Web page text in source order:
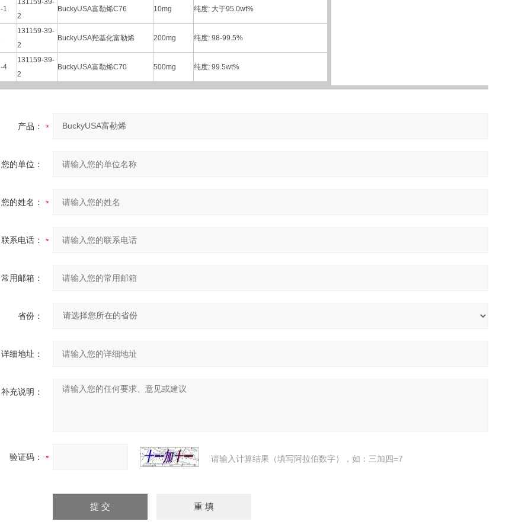
1
131159-39-
2
BuckyUSA富勒烯C76 10mg 纯度: 大于95.0wt%
131159-39-
2
BuckyUSA羟基化富勒烯 200mg 纯度: 98-99.5%
4
131159-39-
2
BuckyUSA富勒烯C70 500mg 纯度: 99.5wt%
产品：
您的单位：
您的姓名：
联系电话：
常用邮箱：
省份：
详细地址：
补充说明：
验证码： 请输入计算结果（填写阿拉伯数字），如：三加四=7